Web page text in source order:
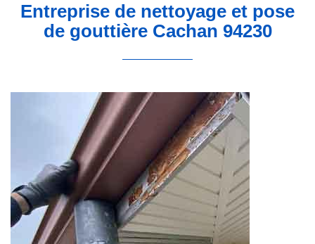
Entreprise de nettoyage et pose
de gouttière Cachan 94230